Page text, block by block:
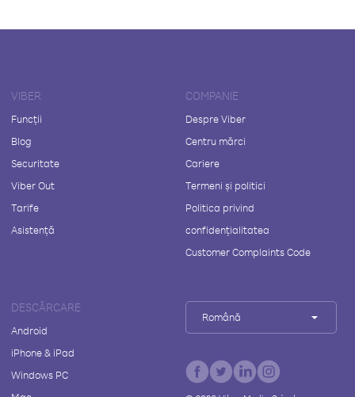
VIBER
Funcții
Blog
Securitate
Viber Out
Tarife
Asistență
COMPANIE
Despre Viber
Centru mărci
Cariere
Termeni și politici
Politica privind
confidențialitatea
Customer Complaints Code
DESCĂRCARE
Android
iPhone & iPad
Windows PC
Română